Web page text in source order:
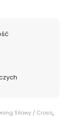
Siłowy / Cross,